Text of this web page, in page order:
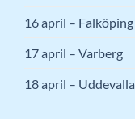
16 april – Falköping
17 april – Varberg
18 april – Uddevalla